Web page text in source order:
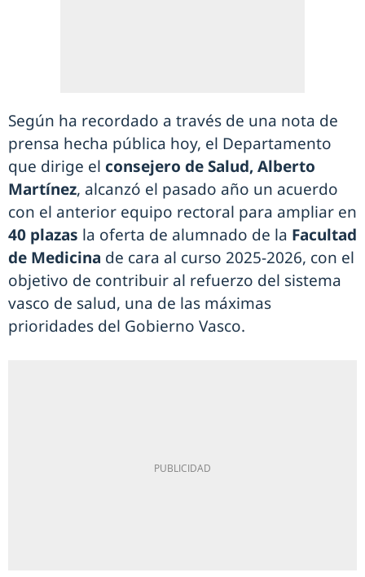
Según ha recordado a través de una nota de
prensa hecha pública hoy, el Departamento
que dirige el consejero de Salud, Alberto
Martínez, alcanzó el pasado año un acuerdo
con el anterior equipo rectoral para ampliar en
40 plazas la oferta de alumnado de la Facultad
de Medicina de cara al curso 2025-2026, con el
objetivo de contribuir al refuerzo del sistema
vasco de salud, una de las máximas
prioridades del Gobierno Vasco.